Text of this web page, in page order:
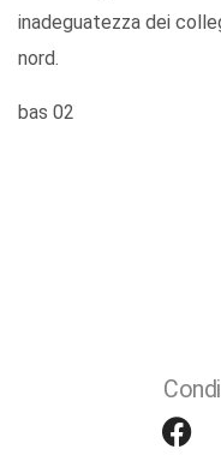
inadeguatezza dei
nord.
bas 02